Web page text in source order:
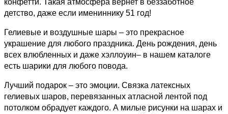
конфетти. Такая атмосфера вернет в беззаботное
детство, даже если имениннику 51 год!
Гелиевые и воздушные шары – это прекрасное
украшение для любого праздника. День рождения, день
всех влюбленных и даже хэллоуин– в нашем каталоге
есть шарики для любого повода.
Лучший подарок – это эмоции. Связка латексных
гелиевых шаров, перевязанных атласной лентой под
потолком обрадует каждого. А милые рисунки на шарах и